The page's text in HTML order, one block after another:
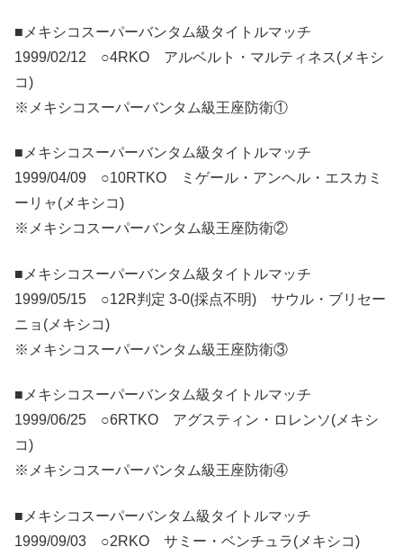
■メキシコスーパーバンタム級タイトルマッチ
1999/02/12 ○4RKO アルベルト・マルティネス(メキシ
コ)
※メキシコスーパーバンタム級王座防衛①
■メキシコスーパーバンタム級タイトルマッチ
1999/04/09 ○10RTKO ミゲール・アンヘル・エスカミ
ーリャ(メキシコ)
※メキシコスーパーバンタム級王座防衛②
■メキシコスーパーバンタム級タイトルマッチ
1999/05/15 ○12R判定 3-0(採点不明) サウル・ブリセー
ニョ(メキシコ)
※メキシコスーパーバンタム級王座防衛③
■メキシコスーパーバンタム級タイトルマッチ
1999/06/25 ○6RTKO アグスティン・ロレンソ(メキシ
コ)
※メキシコスーパーバンタム級王座防衛④
■メキシコスーパーバンタム級タイトルマッチ
1999/09/03 ○2RKO サミー・ベンチュラ(メキシコ)